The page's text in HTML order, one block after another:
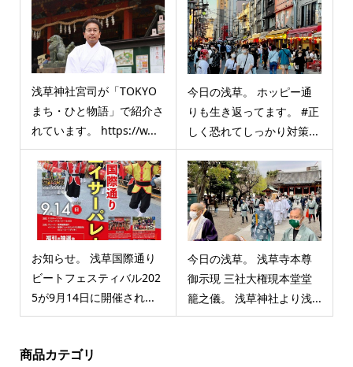
浅草神社宮司が「TOKYO
まち・ひと物語」で紹介さ
れています。 https://w...
今日の浅草。 ホッピー通
りも生き返ってます。 #正
しく恐れてしっかり対策...
お知らせ。 浅草国際通り
ビートフェスティバル202
5が9月14日に開催され...
今日の浅草。 浅草寺本尊
御示現 三社大権現本堂堂
籠之儀。 浅草神社より浅...
商品カテゴリ